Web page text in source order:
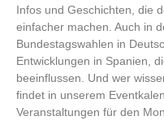
Infos und Geschichten, die
einfacher machen. Auch in
Bundestagswahlen in
Entwicklungen in Spanien,
beeinflussen. Und wer
findet in unserem
Veranstaltungen für den